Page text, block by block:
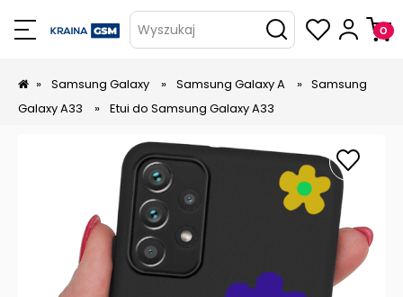
Wyszukaj
» Samsung Galaxy » Samsung Galaxy A » Samsung
Galaxy A33
» Etui do Samsung Galaxy A33